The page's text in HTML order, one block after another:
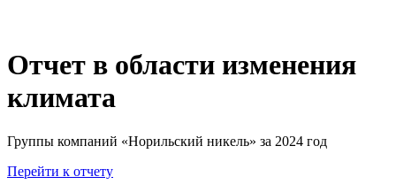
Отчет в области изменения
климата
Группы компаний «Норильский никель» за 2024 год
Перейти к отчету